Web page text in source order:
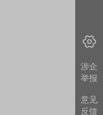
涉企
举报
意见
反馈